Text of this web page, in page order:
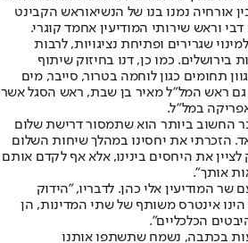
אורחיה נמנו בנו של הנשיאוראש הקבינט
וראש שירותי המודיעין אחמד קוגרי.
שגרירים ופתיחת נציגויות, לרבות
כמו כן, דנו בחיזוק שיתוף
תחומים כגון לוחמה בטרור, סייבר, מים
ראש המל"ל מאיר בן שבת, ראש הסגל אשר
במל"ל.
החשוב ביותר הוא שתמסור דרישת שלום
הזכרתי את יחסינו במהלך שיחות השלום
לציין את היחסים בינינו, אלא אף לקדם אותם
אותך".
המודיעין אלי כהן. לדבריו, "הידוק
הינו אינטרס משותף של שתי המדינות, הן
הכלכליים".
בכתבה, נשמח שתשתפו אותנו